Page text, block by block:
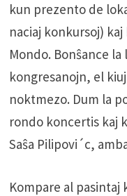
kun prezento de
naciaj konkursoj)
Mondo. Bonŝance
kongresanojn, el
noktmezo. Dum la
rondo koncertis kaj
Saŝa Pilipovi´c,
Kompare al pasintaj